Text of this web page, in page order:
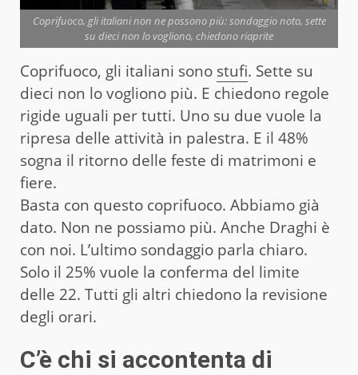
Coprifuoco, gli italiani non ne possono più: sondaggio noto, sette
su dieci non lo vogliono, chiedono riaprite
Coprifuoco, gli italiani sono stufi. Sette su
dieci non lo vogliono più. E chiedono regole
rigide uguali per tutti. Uno su due vuole la
ripresa delle attività in palestra. E il 48%
sogna il ritorno delle feste di matrimoni e
fiere.
Basta con questo coprifuoco. Abbiamo già
dato. Non ne possiamo più. Anche Draghi è
con noi. L’ultimo sondaggio parla chiaro.
Solo il 25% vuole la conferma del limite
delle 22. Tutti gli altri chiedono la revisione
degli orari.
C’è chi si accontenta di